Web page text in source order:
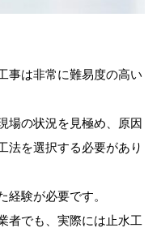
事は非常に難易度の高い
場の状況を見極め、原因
法を選択する必要があり
経験が必要です。
者でも、実際には止水工